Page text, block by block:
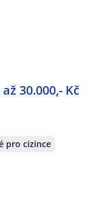
30.000,- Kč
pro cizince